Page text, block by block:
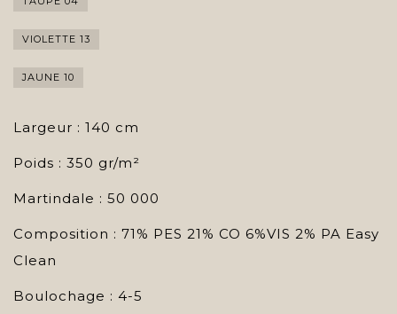
VIOLETTE 13
JAUNE 10
Largeur : 140 cm
Poids : 350 gr/m²
Martindale : 50 000
Composition : 71% PES 21% CO 6%VIS 2% PA Easy
Clean
Boulochage : 4-5